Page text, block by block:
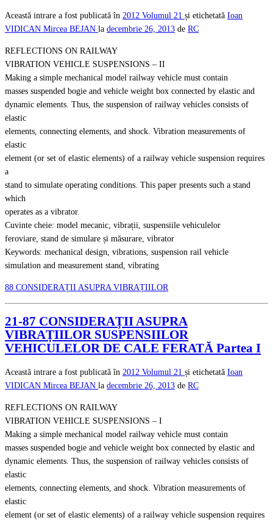
Această intrare a fost publicată în 2012 Volumul 21 și etichetată Ioan
VIDICAN Mircea BEJAN la decembrie 26, 2013 de RC
REFLECTIONS ON RAILWAY
VIBRATION VEHICLE SUSPENSIONS – II
Making a simple mechanical model railway vehicle must contain
masses suspended bogie and vehicle weight box connected by elastic and
dynamic elements. Thus, the suspension of railway vehicles consists of
elastic
elements, connecting elements, and shock. Vibration measurements of
elastic
element (or set of elastic elements) of a railway vehicle suspension requires
a
stand to simulate operating conditions. This paper presents such a stand
which
operates as a vibrator.
Cuvinte cheie: model mecanic, vibrații, suspensiile vehiculelor
feroviare, stand de simulare și măsurare, vibrator
Keywords: mechanical design, vibrations, suspension rail vehicle
simulation and measurement stand, vibrating
88 CONSIDERAȚII ASUPRA VIBRAȚIILOR
21-87 CONSIDERAȚII ASUPRA
VIBRAȚIILOR SUSPENSIILOR
VEHICULELOR DE CALE FERATĂ Partea I
Această intrare a fost publicată în 2012 Volumul 21 și etichetată Ioan
VIDICAN Mircea BEJAN la decembrie 26, 2013 de RC
REFLECTIONS ON RAILWAY
VIBRATION VEHICLE SUSPENSIONS – I
Making a simple mechanical model railway vehicle must contain
masses suspended bogie and vehicle weight box connected by elastic and
dynamic elements. Thus, the suspension of railway vehicles consists of
elastic
elements, connecting elements, and shock. Vibration measurements of
elastic
element (or set of elastic elements) of a railway vehicle suspension requires